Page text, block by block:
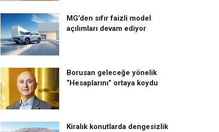
MG’den sıfır faizli model
açılımları devam ediyor
Borusan geleceğe yönelik
“Hesaplarını” ortaya koydu
Kiralık konutlarda dengesizlik